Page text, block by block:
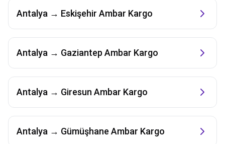
Antalya → Eskişehir Ambar Kargo
Antalya → Gaziantep Ambar Kargo
Antalya → Giresun Ambar Kargo
Antalya → Gümüşhane Ambar Kargo